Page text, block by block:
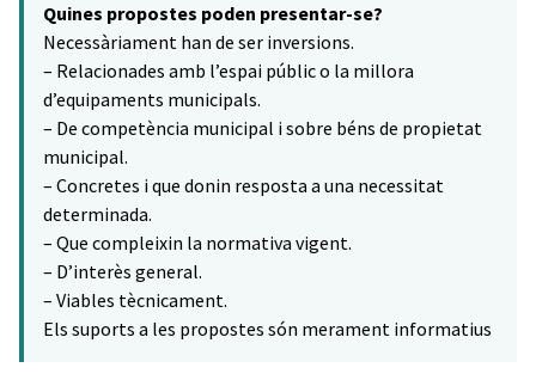
−
Quines propostes poden presentar-se?
Necessàriament han de ser inversions.
– Relacionades amb l’espai públic o la millora
d’equipaments municipals.
– De competència municipal i sobre béns de propietat
municipal.
– Concretes i que donin resposta a una necessitat
determinada.
– Que compleixin la normativa vigent.
– D’interès general.
– Viables tècnicament.
Els suports a les propostes són merament informatius